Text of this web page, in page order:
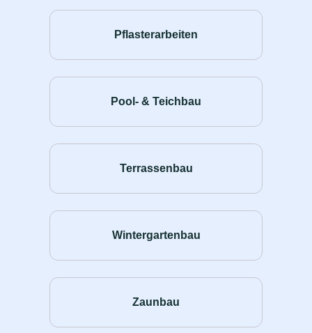
Pflasterarbeiten
Pool- & Teichbau
Terrassenbau
Wintergartenbau
Zaunbau